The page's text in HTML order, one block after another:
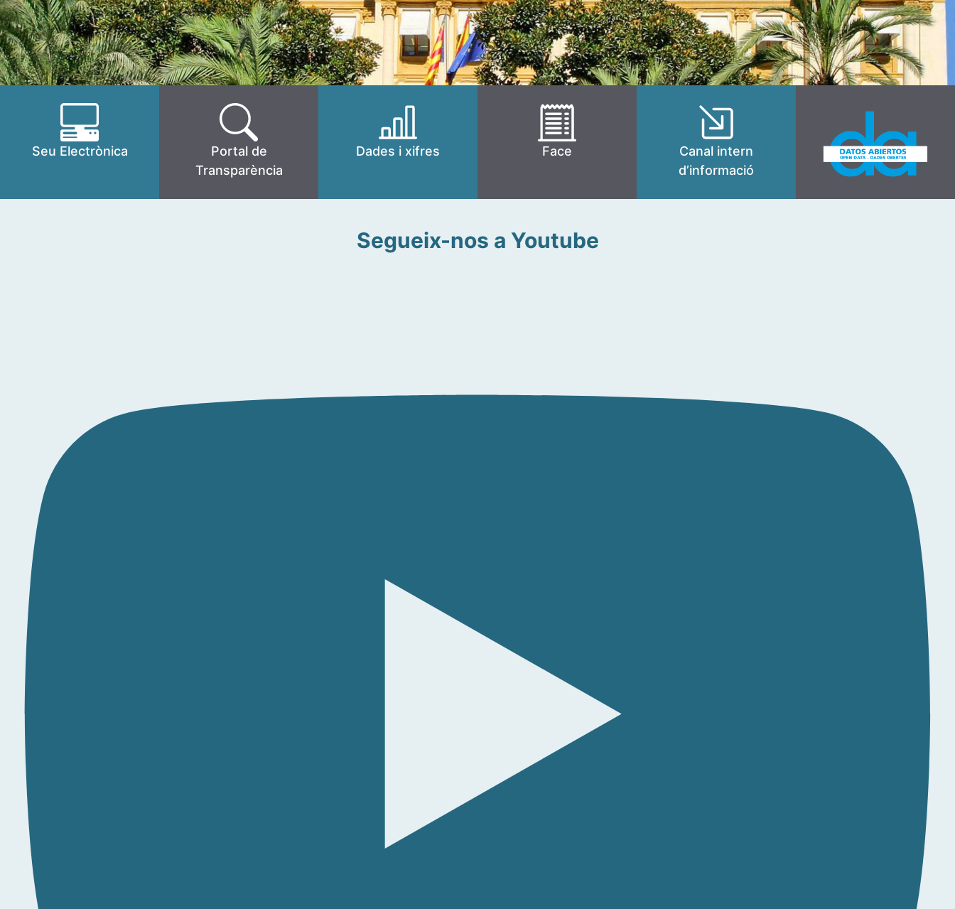
Seu Electrònica
Portal de
Transparència
Dades i xifres Face
Canal intern
d’informació
Segueix-nos a Youtube